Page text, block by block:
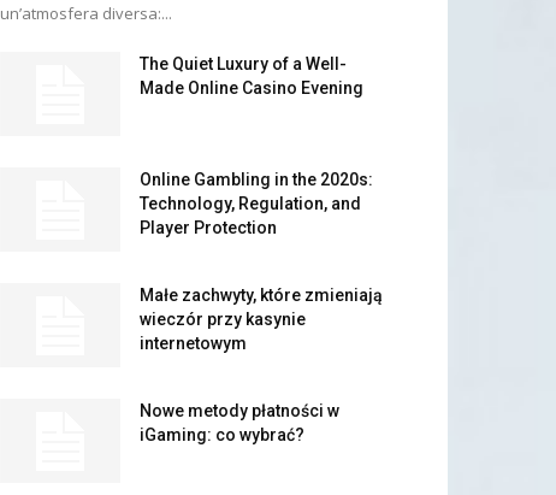
un’atmosfera diversa:...
The Quiet Luxury of a Well-
Made Online Casino Evening
Online Gambling in the 2020s:
Technology, Regulation, and
Player Protection
Małe zachwyty, które zmieniają
wieczór przy kasynie
internetowym
Nowe metody płatności w
iGaming: co wybrać?